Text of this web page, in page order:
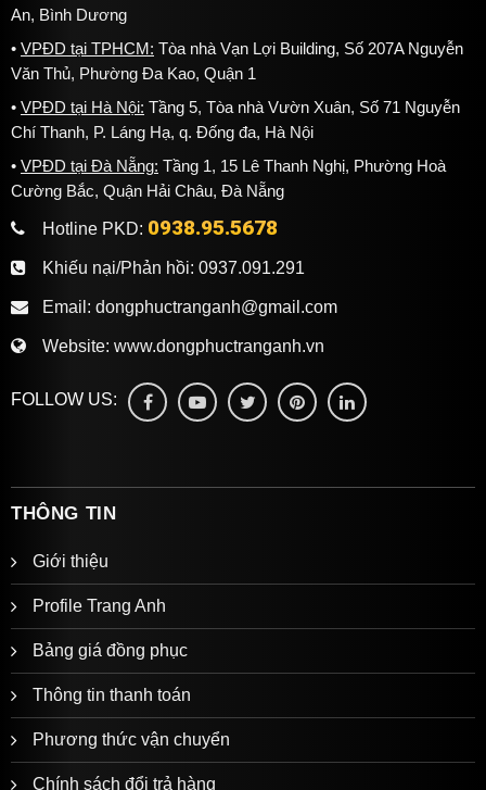
An, Bình Dương
VPĐD tại TPHCM: Tòa nhà Vạn Lợi Building, Số 207A Nguyễn
Văn Thủ, Phường Đa Kao, Quận 1
VPĐD tại Hà Nội: Tầng 5, Tòa nhà Vườn Xuân, Số 71 Nguyễn
Chí Thanh, P. Láng Hạ, q. Đống đa, Hà Nội
VPĐD tại Đà Nẵng: Tầng 1, 15 Lê Thanh Nghị, Phường Hoà
Cường Bắc, Quận Hải Châu, Đà Nẵng
Hotline PKD: 0938.95.5678
Khiếu nại/Phản hồi: 0937.091.291
Email: dongphuctranganh@gmail.com
Website: www.dongphuctranganh.vn
FOLLOW US:
THÔNG TIN
Giới thiệu
Profile Trang Anh
Bảng giá đồng phục
Thông tin thanh toán
Phương thức vận chuyển
Chính sách đổi trả hàng